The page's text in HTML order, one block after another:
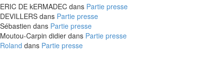
ERIC DE kERMADEC dans Partie presse
DEVILLERS dans Partie presse
Sébastien dans Partie presse
Moutou-Carpin didier dans Partie presse
Roland dans Partie presse